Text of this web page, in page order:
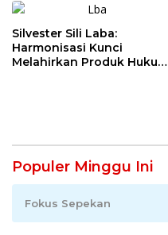
Silvester Sili Laba:
Harmonisasi Kunci
Melahirkan Produk Hukum
Populer Minggu Ini
Fokus Sepekan